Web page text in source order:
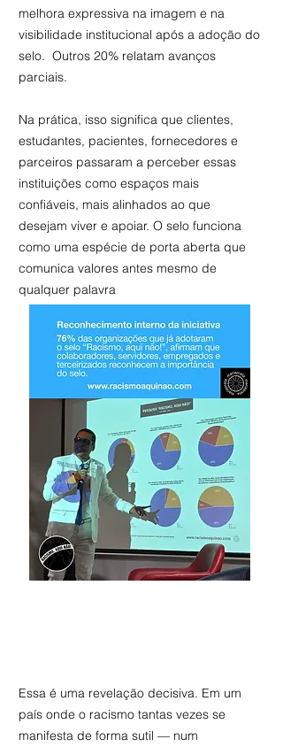
melhora expressiva na imagem e na
visibilidade institucional após a adoção do
selo. Outros 20% relatam avanços
parciais.
Na prática, isso significa que clientes,
estudantes, pacientes, fornecedores e
parceiros passaram a perceber essas
instituições como espaços mais
confiáveis, mais alinhados ao que
desejam viver e apoiar. O selo funciona
como uma espécie de porta aberta que
comunica valores antes mesmo de
qualquer palavra
Essa é uma revelação decisiva. Em um
país onde o racismo tantas vezes se
manifesta de forma sutil — num